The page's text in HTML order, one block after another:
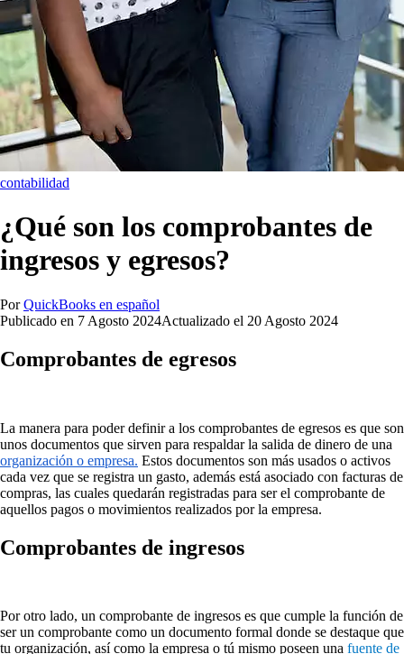
contabilidad
¿Qué son los comprobantes de
ingresos y egresos?
Por QuickBooks en español
Publicado en 7 Agosto 2024Actualizado el 20 Agosto 2024
Comprobantes de egresos
La manera para poder definir a los comprobantes de egresos es que son
unos documentos que sirven para respaldar la salida de dinero de una
organización o empresa. Estos documentos son más usados o activos
cada vez que se registra un gasto, además está asociado con facturas de
compras, las cuales quedarán registradas para ser el comprobante de
aquellos pagos o movimientos realizados por la empresa.
Comprobantes de ingresos
Por otro lado, un comprobante de ingresos es que cumple la función de
ser un comprobante como un documento formal donde se destaque que
tu organización, así como la empresa o tú mismo poseen una fuente de